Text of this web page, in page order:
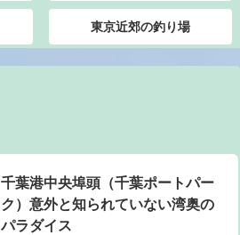
東京近郊の釣り場
千葉港中央埠頭（千葉ポートパー
ク）意外と知られていない湾奥の
パラダイス